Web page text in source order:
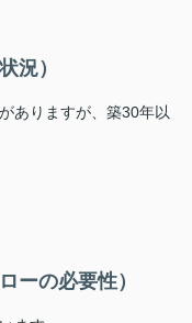
況）
ありますが、築30年以
ーの必要性）